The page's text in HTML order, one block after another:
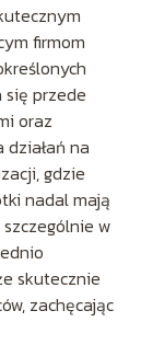
firmom
przede
oraz
na
gdzie
nadal mają
w
skutecznie
zachęcając